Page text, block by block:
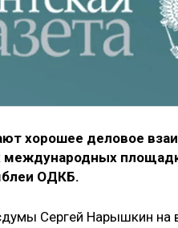
хорошее деловое
международных
ОДКБ.
Сергей Нарышкин на